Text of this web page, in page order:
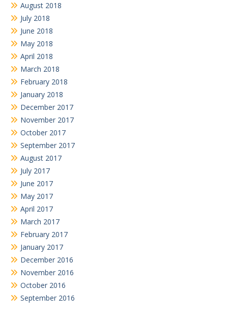
August 2018
July 2018
June 2018
May 2018
April 2018
March 2018
February 2018
January 2018
December 2017
November 2017
October 2017
September 2017
August 2017
July 2017
June 2017
May 2017
April 2017
March 2017
February 2017
January 2017
December 2016
November 2016
October 2016
September 2016